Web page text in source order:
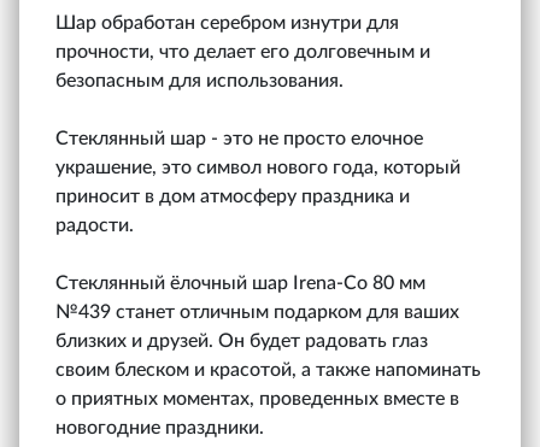
Шар обработан серебром изнутри для
прочности, что делает его долговечным и
безопасным для использования.
Стеклянный шар - это не просто елочное
украшение, это символ нового года, который
приносит в дом атмосферу праздника и
радости.
Стеклянный ёлочный шар Irena-Co 80 мм
№439 станет отличным подарком для ваших
близких и друзей. Он будет радовать глаз
своим блеском и красотой, а также напоминать
о приятных моментах, проведенных вместе в
новогодние праздники.